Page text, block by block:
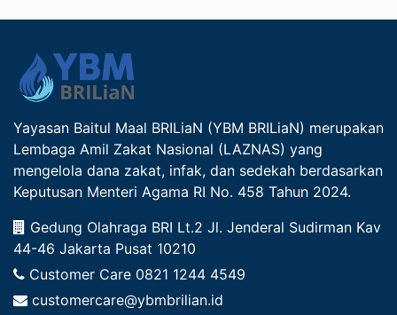
Yayasan Baitul Maal BRILiaN (YBM BRILiaN) merupakan
Lembaga Amil Zakat Nasional (LAZNAS) yang
mengelola dana zakat, infak, dan sedekah berdasarkan
Keputusan Menteri Agama RI No. 458 Tahun 2024.
Gedung Olahraga BRI Lt.2 Jl. Jenderal Sudirman Kav
44-46 Jakarta Pusat 10210
Customer Care 0821 1244 4549
customercare@ybmbrilian.id